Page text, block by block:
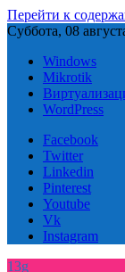
Перейти к
Суббота, 08
Windows
Mikrotik
WordPress
Facebook
Twitter
Linkedin
Pinterest
Youtube
Vk
Instagram
13g